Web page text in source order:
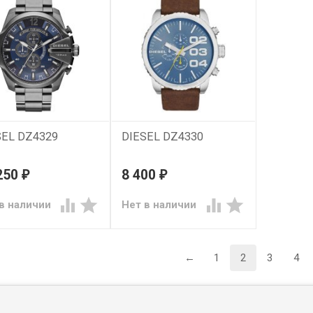
DZ4329
₽
наличии  
DIESEL DZ4330
8 400₽
Нет в наличии  
← 1 2 3 4